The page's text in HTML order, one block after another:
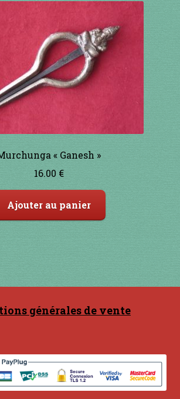
« Ganesh »
16.00 €
Ajouter au panier
générales de vente